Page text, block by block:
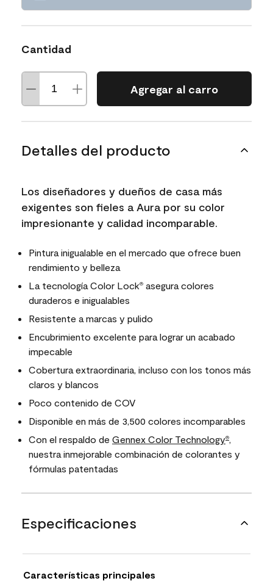
Cantidad
Agregar al carro
Detalles del producto
Los diseñadores y dueños de casa más
exigentes son fieles a Aura por su color
impresionante y calidad incomparable.
Pintura inigualable en el mercado que ofrece buen
rendimiento y belleza
La tecnología Color Lock® asegura colores
duraderos e inigualables
Resistente a marcas y pulido
Encubrimiento excelente para lograr un acabado
impecable
Cobertura extraordinaria, incluso con los tonos más
claros y blancos
Poco contenido de COV
Disponible en más de 3,500 colores incomparables
Con el respaldo de Gennex Color Technology®,
nuestra inmejorable combinación de colorantes y
fórmulas patentadas
Especificaciones
Características principales